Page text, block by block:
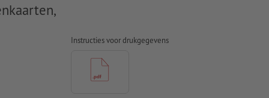
Instructies voor drukgegevens